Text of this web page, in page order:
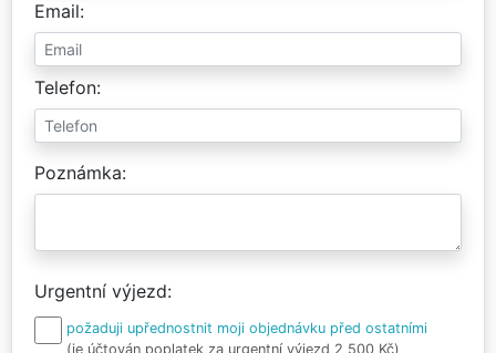
Email
Telefon
Poznámka
Urgentní výjezd
požaduji upřednostnit moji objednávku před ostatními
(je účtován poplatek za urgentní výjezd 2 500 Kč)